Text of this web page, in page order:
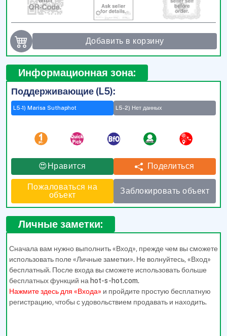
Добавить в корзину
Информационная зона:
Поддерживающие (L5):
L5-1) Marisa Suthaphot L5-2) Нет данных
😍Нравится Поделиться
Пожаловаться на
объект
Заблокировать объект
Личные заметки:
Сначала вам нужно выполнить «Вход», прежде чем вы сможете
использовать поле «Личные заметки». Не волнуйтесь, «Вход»
бесплатный. После входа вы сможете использовать больше
бесплатных функций на hot-s-hot.com.
Нажмите здесь для «Входа» и пройдите простую бесплатную
регистрацию, чтобы с удовольствием продавать и находить.